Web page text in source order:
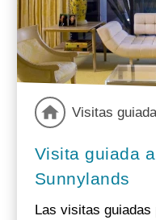
Visitas
Visita guiada
Sunnylands
Las visitas